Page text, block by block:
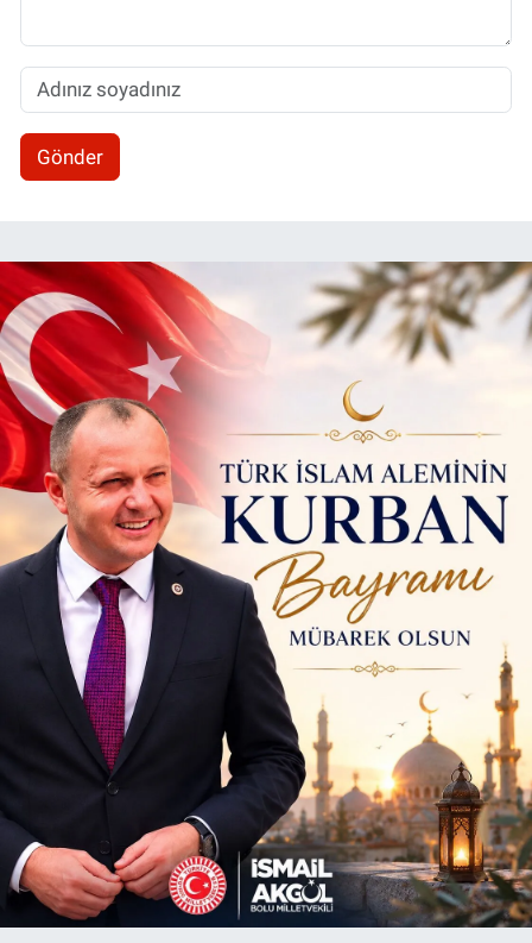
Gönder